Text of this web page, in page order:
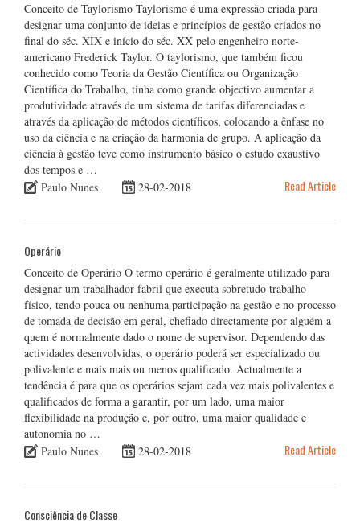
Conceito de Taylorismo Taylorismo é uma expressão criada para
designar uma conjunto de ideias e princípios de gestão criados no
final do séc. XIX e início do séc. XX pelo engenheiro norte-
americano Frederick Taylor. O taylorismo, que também ficou
conhecido como Teoria da Gestão Científica ou Organização
Científica do Trabalho, tinha como grande objectivo aumentar a
produtividade através de um sistema de tarifas diferenciadas e
através da aplicação de métodos científicos, colocando a ênfase no
uso da ciência e na criação da harmonia de grupo. A aplicação da
ciência à gestão teve como instrumento básico o estudo exaustivo
dos tempos e …
Paulo Nunes
28-02-2018 Read Article
Operário
Conceito de Operário O termo operário é geralmente utilizado para
designar um trabalhador fabril que executa sobretudo trabalho
físico, tendo pouca ou nenhuma participação na gestão e no processo
de tomada de decisão em geral, chefiado directamente por alguém a
quem é normalmente dado o nome de supervisor. Dependendo das
actividades desenvolvidas, o operário poderá ser especializado ou
polivalente e mais mais ou menos qualificado. Actualmente a
tendência é para que os operários sejam cada vez mais polivalentes e
qualificados de forma a garantir, por um lado, uma maior
flexibilidade na produção e, por outro, uma maior qualidade e
autonomia no …
Paulo Nunes
28-02-2018 Read Article
Consciência de Classe